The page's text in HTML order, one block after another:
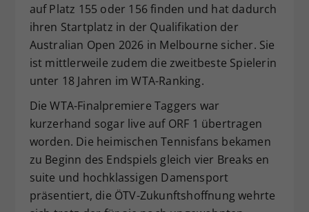
auf Platz 155 oder 156 finden und hat dadurch
ihren Startplatz in der Qualifikation der
Australian Open 2026 in Melbourne sicher. Sie
ist mittlerweile zudem die zweitbeste Spielerin
unter 18 Jahren im WTA-Ranking.
Die WTA-Finalpremiere Taggers war
kurzerhand sogar live auf ORF 1 übertragen
worden. Die heimischen Tennisfans bekamen
zu Beginn des Endspiels gleich vier Breaks en
suite und hochklassigen Damensport
präsentiert, die ÖTV-Zukunftshoffnung wehrte